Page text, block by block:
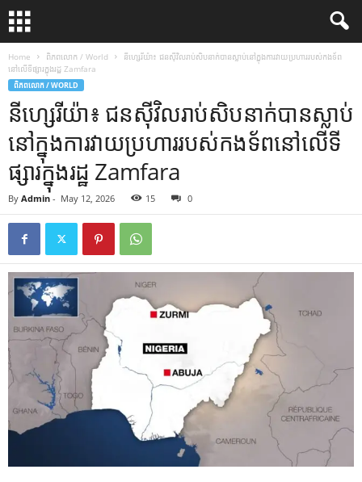
Home ពិភពលោក / World
នីហ្សេរីយ៉ា៖ ជនស៊ីវិលរាប់សិបនាក់បានស្លាប់នៅក្នុងការវាយប្រហាររបស់កងទ័ព
នៅលើទីផ្សារក្នុងរដ្ឋ Zamfara
ពិភពលោក / WORLD
នីហ្សេរីយ៉ា៖ ជនស៊ីវិលរាប់សិបនាក់បានស្លាប់
នៅក្នុងការវាយប្រហាររបស់កងទ័ពនៅលើទី
ផ្សារក្នុងរដ្ឋ Zamfara
By Admin - May 12, 2026 15 0